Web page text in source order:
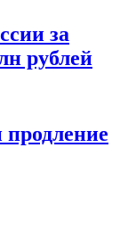
за
рублей